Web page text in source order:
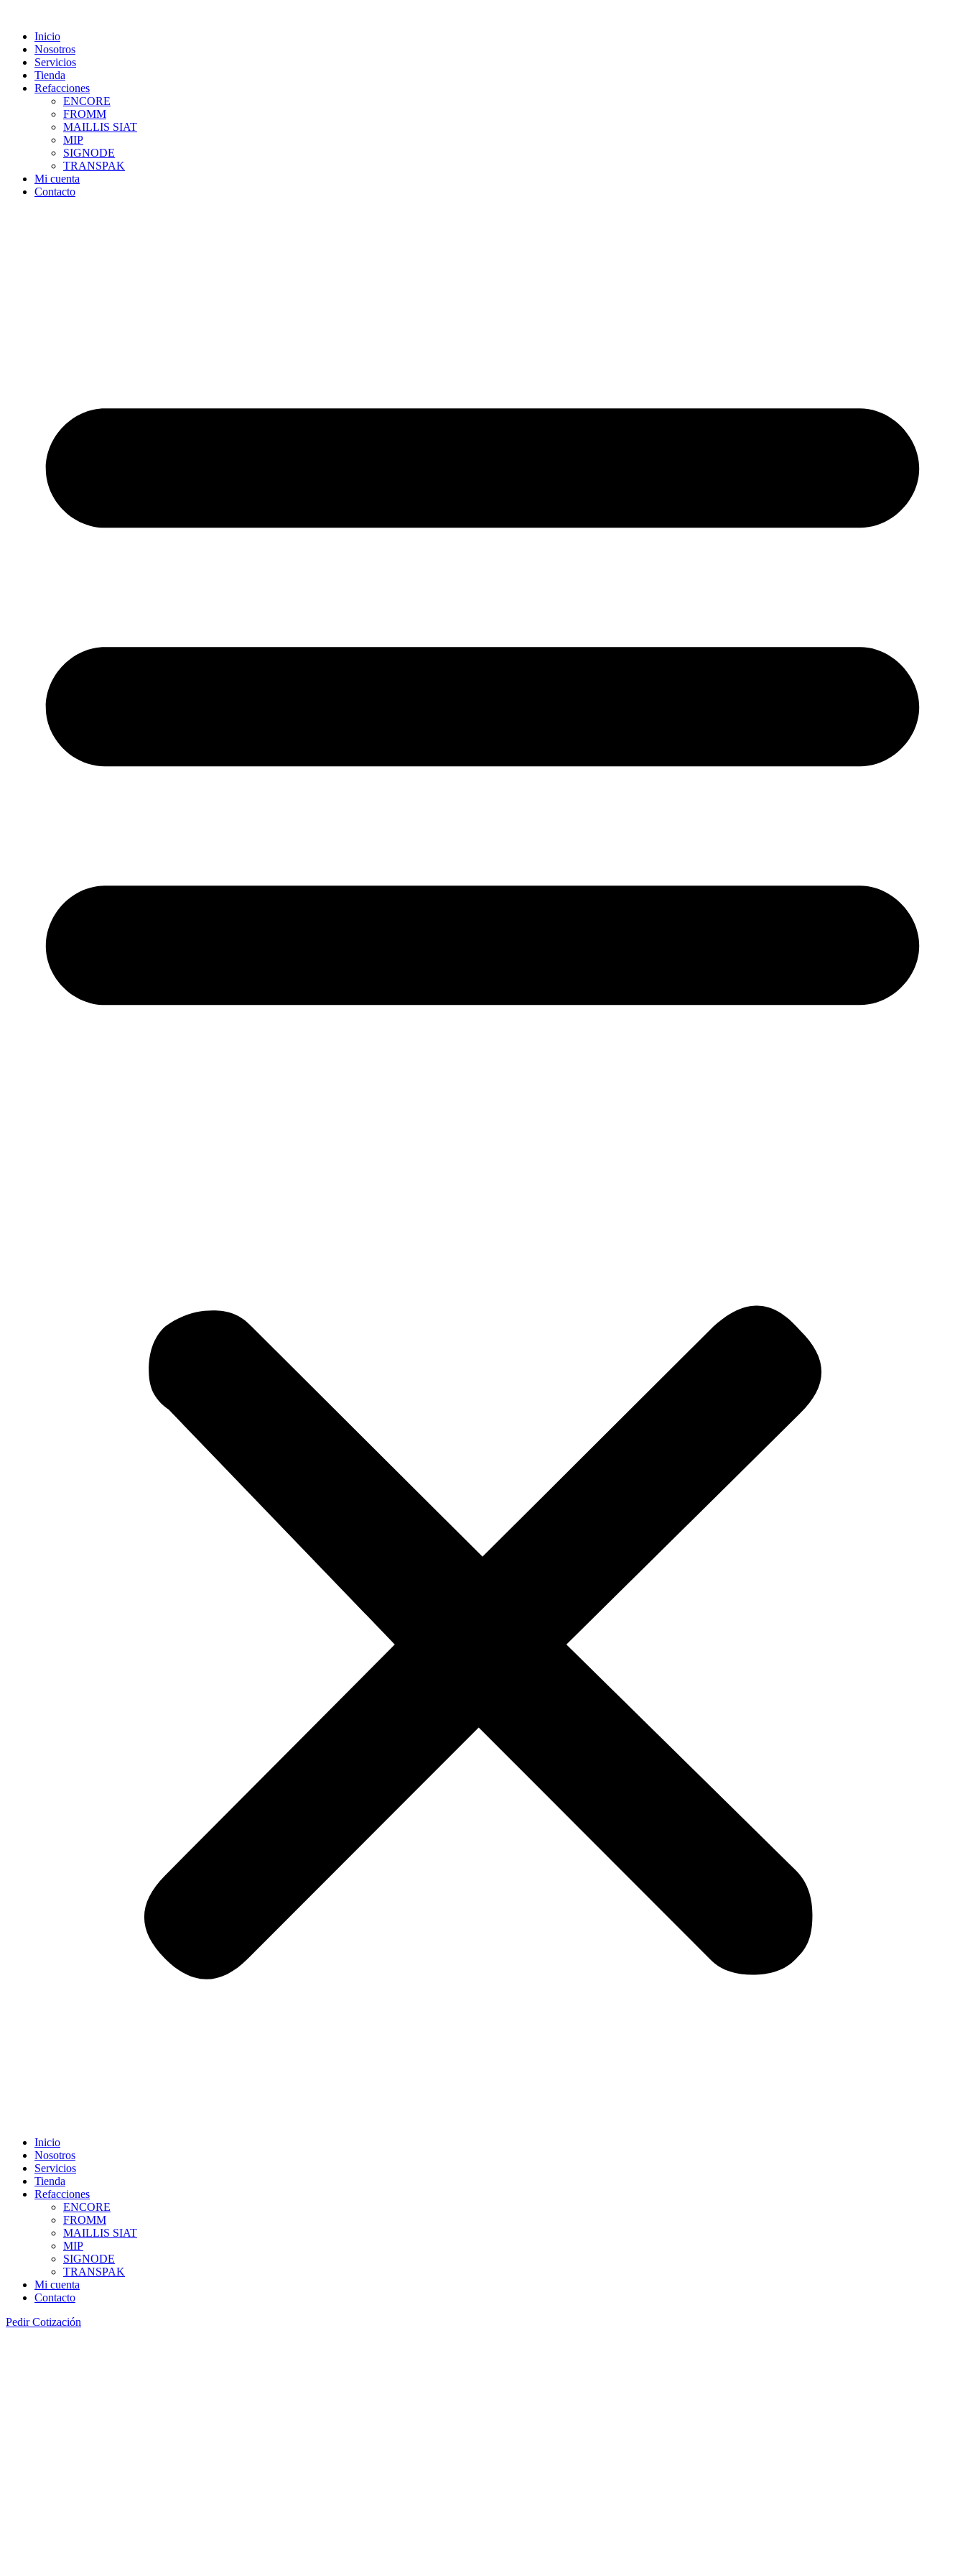
contentInicio
Nosotros
Servicios
Tienda
Refacciones
ENCORE
FROMM
MAILLIS SIAT
MIP
SIGNODE
TRANSPAK
Mi cuenta
Contacto
Inicio
Nosotros
Servicios
Tienda
Refacciones
ENCORE
FROMM
MAILLIS SIAT
MIP
SIGNODE
TRANSPAK
Mi cuenta
Contacto
Pedir Cotización